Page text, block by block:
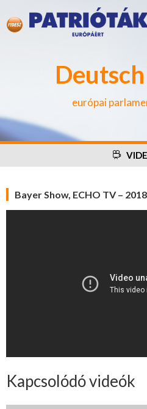
európai
Bayer Show, ECHO TV –
Kapcsolódó videók